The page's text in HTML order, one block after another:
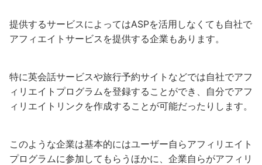
提供するサービスによってはASPを活用しなくても自社で
アフィエイトサービスを提供する企業もあります。
特に英会話サービスや旅行予約サイトなどでは自社でアフ
ィリエイトプログラムを登録することができ、自分でアフ
ィリエイトリンクを作成することが可能だったりします。
このような企業は基本的にはユーザー自らアフィリエイト
プログラムに参加してもらうほかに、企業自らがアフィリ